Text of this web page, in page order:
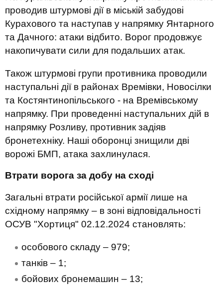
проводив штурмові дії в міській забудові
Курахового та наступав у напрямку Янтарного
та Дачного: атаки відбито. Ворог продовжує
накопичувати сили для подальших атак.
Також штурмові групи противника проводили
наступальні дії в районах Времівки, Новосілки
та Костянтинопільського - на Времівському
напрямку. При проведенні наступальних дій в
напрямку Розливу, противник задіяв
бронетехніку. Наші оборонці знищили дві
ворожі БМП, атака захлинулася.
Втрати ворога за добу на сході
Загальні втрати російської армії лише на
східному напрямку – в зоні відповідальності
ОСУВ "Хортиця" 02.12.2024 становлять:
особового складу – 979;
танків – 1;
бойових бронемашин – 13;